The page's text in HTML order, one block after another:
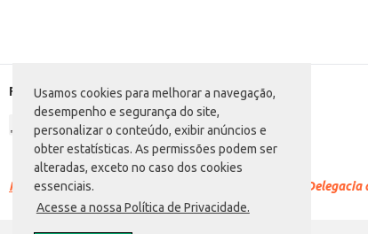
Usamos cookies para melhorar a navegação,
desempenho e segurança do site,
personalizar o conteúdo, exibir anúncios e
obter estatísticas. As permissões podem ser
alteradas, exceto no caso dos cookies
essenciais.
Acesse a nossa Política de Privacidade.
Formas de pagamento
Racismo é crime. Denuncie. Disque 100 ou procure a